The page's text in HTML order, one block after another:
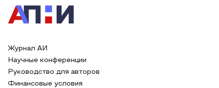
Журнал АИ
Научные конференции
Руководство для авторов
Финансовые условия